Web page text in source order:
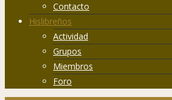
Contacto
Hislibreños
Actividad
Grupos
Miembros
Foro